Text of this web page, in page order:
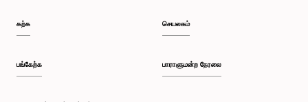
கற்க
பங்கேற்க
செயலகம்
பாராளுமன்ற நேரலை